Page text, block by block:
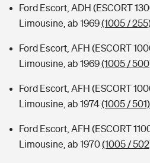
Ford Escort, ADH (ESCORT
Limousine, ab 1969(1005 /
Ford Escort, AFH (ESCORT
Limousine, ab 1969(1005 /
Ford Escort, AFH (ESCORT
Limousine, ab 1974(1005 / 501)
Ford Escort, AFH (ESCORT
Limousine, ab 1970(1005 /